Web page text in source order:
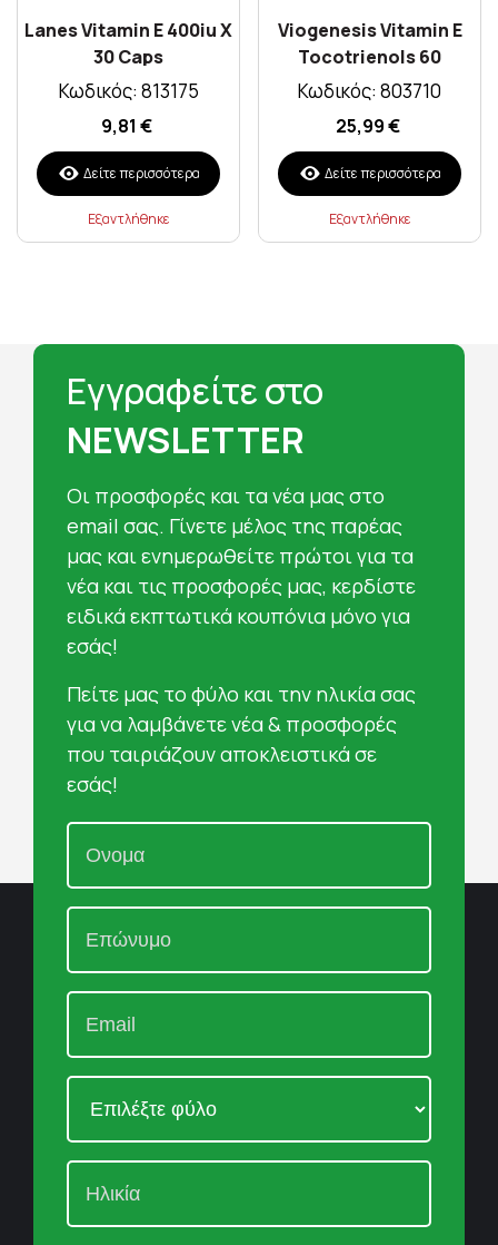
Lanes Vitamin E 400iu X
30 Caps
Κωδικός: 813175
9,81 €
Δείτε περισσότερα
Εξαντλήθηκε
Viogenesis Vitamin E
Tocotrienols 60
softgels
Κωδικός: 803710
25,99 €
Δείτε περισσότερα
Εξαντλήθηκε
Εγγραφείτε στο
NEWSLETTER
Oι προσφορές και τα νέα μας στο
email σας. Γίνετε μέλος της παρέας
μας και ενημερωθείτε πρώτοι για τα
νέα και τις προσφορές μας, κερδίστε
ειδικά εκπτωτικά κουπόνια μόνο για
εσάς!
Πείτε μας το φύλο και την ηλικία σας
για να λαμβάνετε νέα & προσφορές
που ταιριάζουν αποκλειστικά σε
εσάς!